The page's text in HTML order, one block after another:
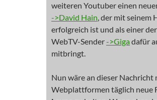
weiteren Youtuber einen
->David Hain, der mit seinem
erfolgreich ist und als einer
WebTV-Sender->Gigadafür
mitbringt.
Nun wäre an dieser Nachricht
Webplattformen täglich neue